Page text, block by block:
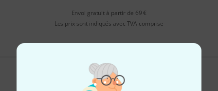
Envoi gratuit à partir de 69 €
Les prix sont indiqués avec TVA comprise
Aimez-vous ce que vous voyez ?